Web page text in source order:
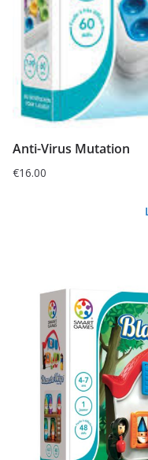
Anti-Virus Mutation
€16.00